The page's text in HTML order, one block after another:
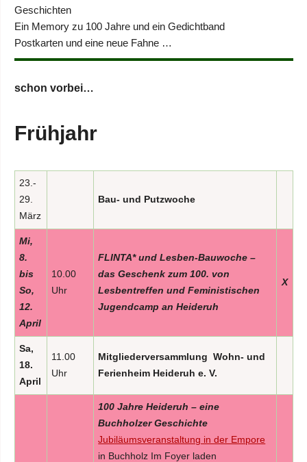
Geschichten
Ein Memory zu 100 Jahre und ein Gedichtband
Postkarten und eine neue Fahne …
schon vorbei…
Frühjahr
23.-
29.
März
Bau- und Putzwoche
Mi,
8.
bis
So,
12.
April
10.00
Uhr
FLINTA* und Lesben-Bauwoche –
das Geschenk zum 100. von
Lesbentreffen und Feministischen
Jugendcamp an Heideruh
X
Sa,
18.
April
11.00
Uhr
Mitgliederversammlung
Wohn- und
Ferienheim Heideruh e. V.
100 Jahre Heideruh – eine
Buchholzer Geschichte
Jubiläumsveranstaltung in der Empore
in Buchholz Im Foyer laden